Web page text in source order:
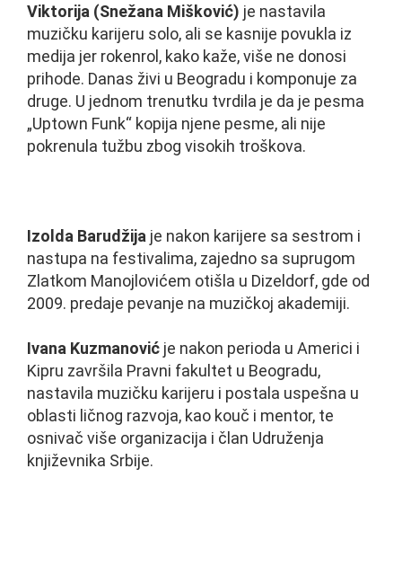
Viktorija (Snežana Mišković) je nastavila
muzičku karijeru solo, ali se kasnije povukla iz
medija jer rokenrol, kako kaže, više ne donosi
prihode. Danas živi u Beogradu i komponuje za
druge. U jednom trenutku tvrdila je da je pesma
„Uptown Funk“ kopija njene pesme, ali nije
pokrenula tužbu zbog visokih troškova.
Izolda Barudžija je nakon karijere sa sestrom i
nastupa na festivalima, zajedno sa suprugom
Zlatkom Manojlovićem otišla u Dizeldorf, gde od
2009. predaje pevanje na muzičkoj akademiji.
Ivana Kuzmanović je nakon perioda u Americi i
Kipru završila Pravni fakultet u Beogradu,
nastavila muzičku karijeru i postala uspešna u
oblasti ličnog razvoja, kao kouč i mentor, te
osnivač više organizacija i član Udruženja
književnika Srbije.